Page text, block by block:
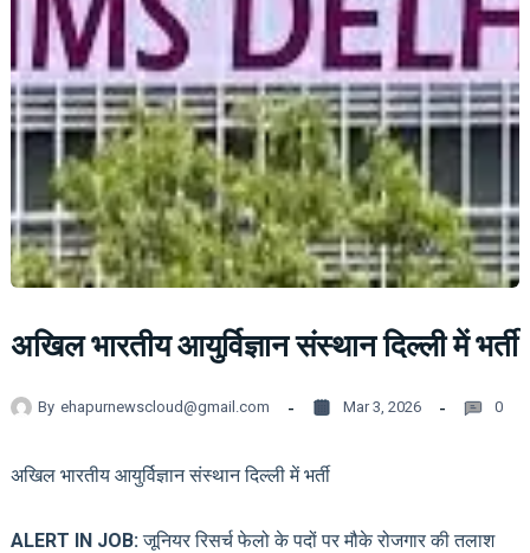
अखिल भारतीय आयुर्विज्ञान संस्थान दिल्ली में भर्ती
By ehapurnewscloud@gmail.com Mar 3, 2026 0
अखिल भारतीय आयुर्विज्ञान संस्थान दिल्ली में भर्ती
ALERT IN JOB:जूनियर रिसर्च फेलो के पदों पर मौके रोजगार की तलाश